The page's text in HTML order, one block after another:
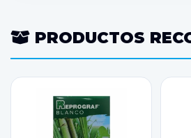
PRODUCTOS